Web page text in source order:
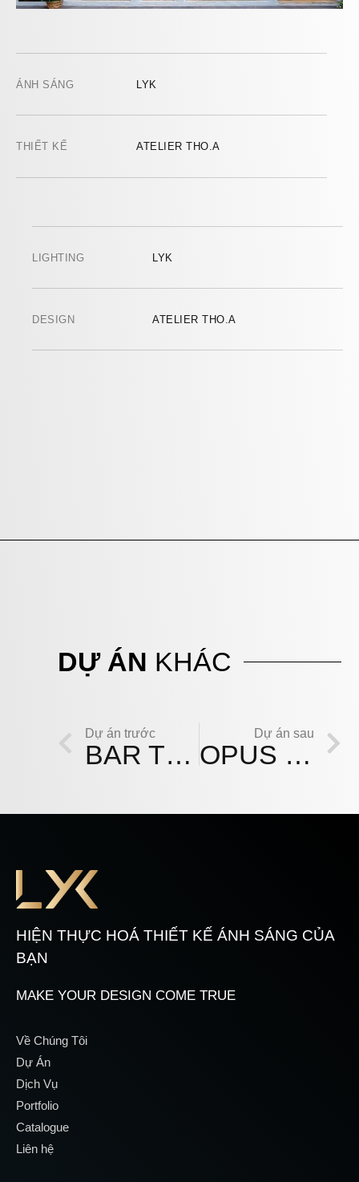
ÁNH SÁNG LYK
THIẾT KẾ ATELIER THO.A
LIGHTING LYK
DESIGN ATELIER THO.A
DỰ ÁN KHÁC
Dự án trước
BAR THE TRIỆU
Dự án sau
OPUS BAR
HIỆN THỰC HOÁ THIẾT KẾ ÁNH SÁNG CỦA
BẠN
MAKE YOUR DESIGN COME TRUE
Về Chúng Tôi
Dự Án
Dịch Vụ
Portfolio
Catalogue
Liên hệ